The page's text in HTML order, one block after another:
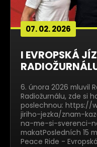
07. 02. 2026
I EVROPSKÁ
6. února 2026 mluvil
Radiožurnálu, zde si
poslechnou: https://
jiriho-jezka/znam-
na-me-si-sverenci-
makatPosledních 15
Peace Ride -